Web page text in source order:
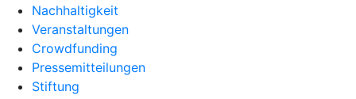
Nachhaltigkeit
Veranstaltungen
Crowdfunding
Pressemitteilungen
Stiftung